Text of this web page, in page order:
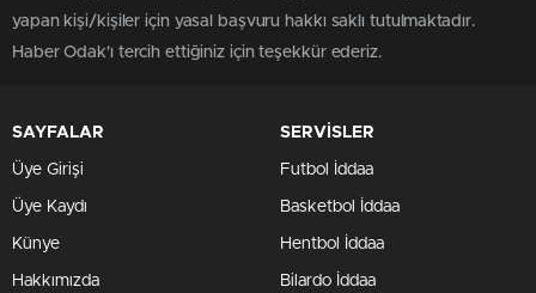
yapan kişi/kişiler için yasal başvuru hakkı saklı tutulmaktadır.
Haber Odak'ı tercih ettiğiniz için teşekkür ederiz.
SAYFALAR
Üye Girişi
Üye Kaydı
Künye
Hakkımızda
SERVİSLER
Futbol İddaa
Basketbol İddaa
Hentbol İddaa
Bilardo İddaa